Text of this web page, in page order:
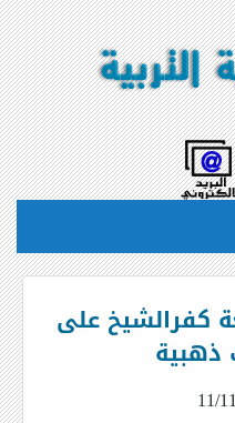
كفرالشيخ على
ذهبية
11/